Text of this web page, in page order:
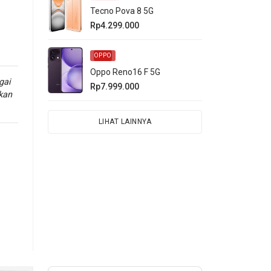
Tecno Pova 8 5G
Rp4.299.000
OPPO
Oppo Reno16 F 5G
Rp7.999.000
LIHAT LAINNYA